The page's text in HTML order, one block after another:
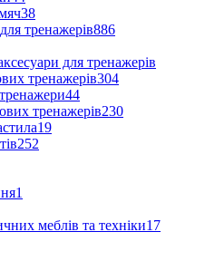
38
тренажерів886
для тренажерів
тренажерів304
44
тренажерів230
19
252
1
меблів та техніки17